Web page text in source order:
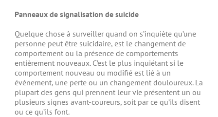
Panneaux de signalisation de suicide
Quelque chose à surveiller quand on s’inquiète qu’une
personne peut être suicidaire, est le changement de
comportement ou la présence de comportements
entièrement nouveaux. C’est le plus inquiétant si le
comportement nouveau ou modifié est lié à un
événement, une perte ou un changement douloureux. La
plupart des gens qui prennent leur vie présentent un ou
plusieurs signes avant-coureurs, soit par ce qu’ils disent
ou ce qu’ils font.